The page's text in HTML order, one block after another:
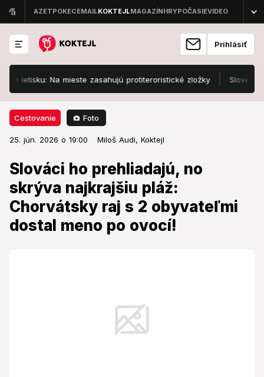
Prihlásiť
Na mieste zasahujú protiteroristické zložky Slovenskí
Cestovanie Foto
25. jún. 2026 o 19:00 Miloš Audi, Koktejl
Slováci ho prehliadajú, no
skrýva najkrajšiu pláž:
Chorvátsky raj s 2 obyvateľmi
dostal meno po ovocí!
Cestovanie 25. jún. 2026 o 19:00
Slováci ho prehliadajú, no skrýva
najkrajšiu pláž: Chorvátsky raj s 2
obyvateľmi dostal meno po ovocí!
Kamenné uličky a tyrkysová voda vytvárajú z tejto
dedinky unikát Jadranu.